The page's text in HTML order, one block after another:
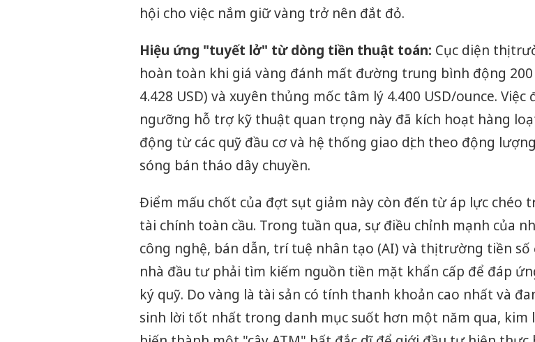
hội cho việc nắm giữ vàng trở nên đắt đỏ.
Hiệu ứng "tuyết lở" từ dòng tiền thuật toán: Cục diện thị
hoàn toàn khi giá vàng đánh mất đường trung bình động 200
4.428 USD) và xuyên thủng mốc tâm lý 4.400 USD/ounce. Việc
ngưỡng hỗ trợ kỹ thuật quan trọng này đã kích hoạt hàng
động từ các quỹ đầu cơ và hệ thống giao dịch theo động
sóng bán tháo dây chuyền.
Điểm mấu chốt của đợt sụt giảm này còn đến từ áp lực chéo
tài chính toàn cầu. Trong tuần qua, sự điều chỉnh mạnh của
công nghệ, bán dẫn, trí tuệ nhân tạo (AI) và thị trường tiền số
nhà đầu tư phải tìm kiếm nguồn tiền mặt khẩn cấp để đáp
ký quỹ. Do vàng là tài sản có tính thanh khoản cao nhất và
sinh lời tốt nhất trong danh mục suốt hơn một năm qua, kim